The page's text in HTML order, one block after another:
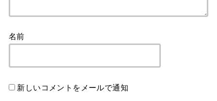
名前
新しいコメントをメールで通知